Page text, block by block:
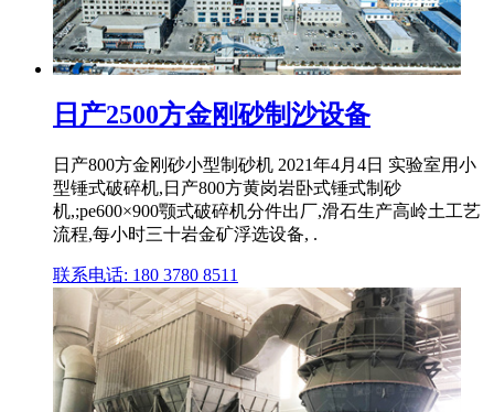
日产2500方金刚砂制沙设备
日产800方金刚砂小型制砂机 2021年4月4日 实验室用小
型锤式破碎机,日产800方黄岗岩卧式锤式制砂
机,;pe600×900颚式破碎机分件出厂,滑石生产高岭土工艺
流程,每小时三十岩金矿浮选设备, .
联系电话: 180 3780 8511